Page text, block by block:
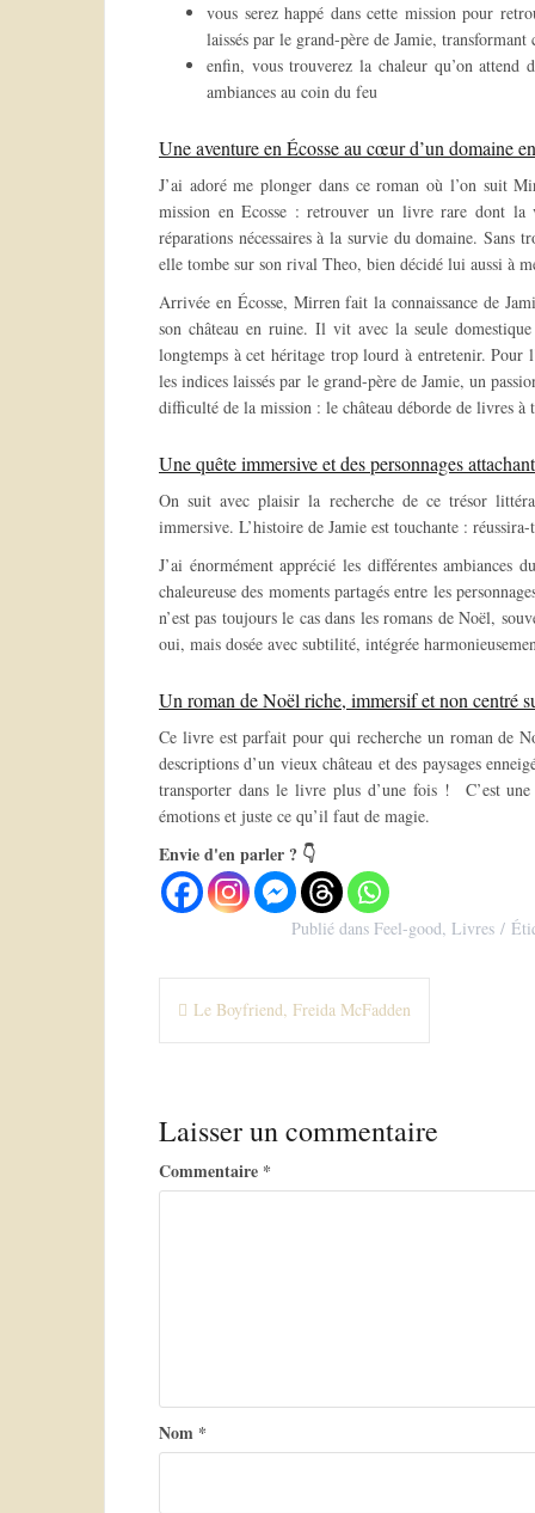
vous serez happé dans cette mission pour
laissés par le grand-père de Jamie,
enfin, vous trouverez la chaleur qu’on attend
ambiances au coin du feu
Une aventure en Écosse au cœur d’un domaine
J’ai adoré me plonger dans ce roman où l’on suit
mission en Ecosse : retrouver un livre rare dont la
réparations nécessaires à la survie du domaine.
elle tombe sur son rival Theo, bien décidé lui aussi à
Arrivée en Écosse, Mirren fait la connaissance de
son château en ruine. Il vit avec la seule
longtemps à cet héritage trop lourd à entretenir.
les indices laissés par le grand-père de Jamie, un
difficulté de la mission : le château déborde de livres à
Une quête immersive et des personnages
On suit avec plaisir la recherche de ce trésor
immersive. L’histoire de Jamie est touchante :
J’ai énormément apprécié les différentes ambiances
chaleureuse des moments partagés entre les
n’est pas toujours le cas dans les romans de Noël,
oui, mais dosée avec subtilité, intégrée
Un roman de Noël riche, immersif et non centré
Ce livre est parfait pour qui recherche un roman de
descriptions d’un vieux château et des paysages
transporter dans le livre plus d’une fois ! C’est
émotions et juste ce qu’il faut de magie.
Envie d'en parler ? 👇
Publié dans Feel-good, Livres
N
i
g
d
e
Le Boyfriend, Freida McFadden
Laisser un commentaire
Commentaire *
Nom *